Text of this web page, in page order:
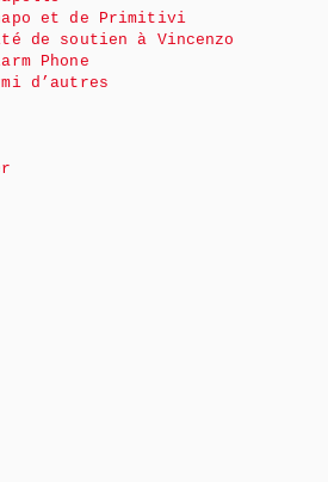
et de Primitivi
de soutien à Vincenzo
Phone
d’autres